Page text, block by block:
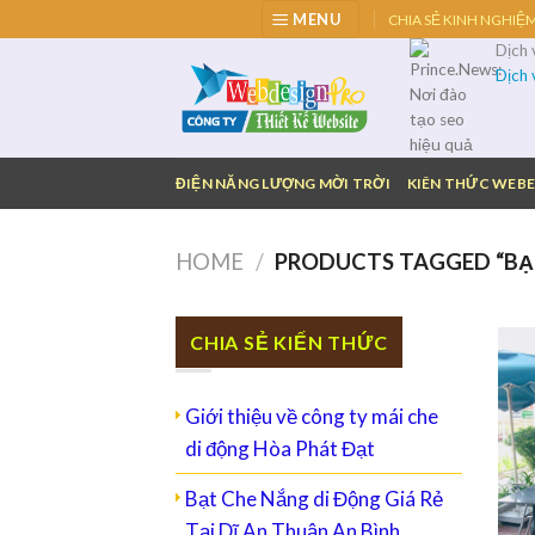
to
MENU CHIA SẺ KINH
Dịch
Dịch
ĐIỆN NĂNG LƯỢNG MỜI TRỜI KIÊN THỨC
HOME / PRODUCTS TAGGED
CHIA SẺ KIẾN THỨC
Giới thiệu về công ty mái che
di động Hòa Phát Đạt
Bạt Che Nắng di Động Giá Rẻ